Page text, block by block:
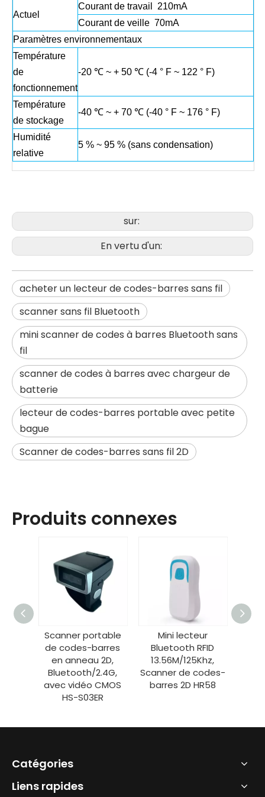
Actuel
Courant de travail 210mA
Courant de veille 70mA
Paramètres environnementaux
Température
de
fonctionnement
-20 ℃ ~ + 50 ℃ (-4 ° F ~ 122 ° F)
Température
de stockage
-40 ℃ ~ + 70 ℃ (-40 ° F ~ 176 ° F)
Humidité
relative
5 % ~ 95 % (sans condensation)
sur:
En vertu d'un:
acheter un lecteur de codes-barres sans fil
scanner sans fil Bluetooth
mini scanner de codes à barres Bluetooth sans
fil
scanner de codes à barres avec chargeur de
batterie
lecteur de codes-barres portable avec petite
bague
Scanner de codes-barres sans fil 2D
Produits connexes
Scanner portable
de codes-barres
en anneau 2D,
Bluetooth/2.4G,
avec vidéo CMOS
HS-S03ER
Mini lecteur
Bluetooth RFID
13.56M/125Khz,
Scanner de codes-
barres 2D HR58
Catégories
Liens rapides